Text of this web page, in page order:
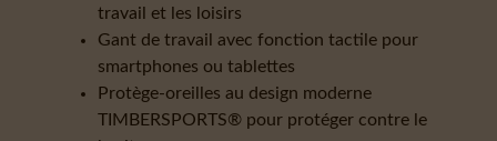
travail et les loisirs
Gant de travail avec fonction tactile pour
smartphones ou tablettes
Protège-oreilles au design moderne
TIMBERSPORTS® pour protéger contre le